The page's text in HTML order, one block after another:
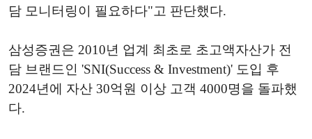
담 모니터링이 필요하다"고 판단했다.
삼성증권은 2010년 업계 최초로 초고액자산가 전
담 브랜드인 'SNI(Success & Investment)' 도입 후
2024년에 자산 30억원 이상 고객 4000명을 돌파했
다.